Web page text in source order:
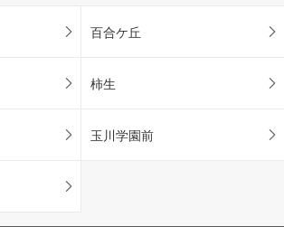
百合ケ丘
柿生
玉川学園前